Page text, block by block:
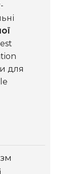
для